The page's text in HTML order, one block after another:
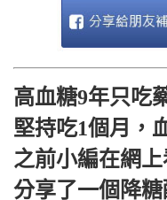
高血糖9年只吃
堅持吃1個月，
之前小編在網
分享了一個降